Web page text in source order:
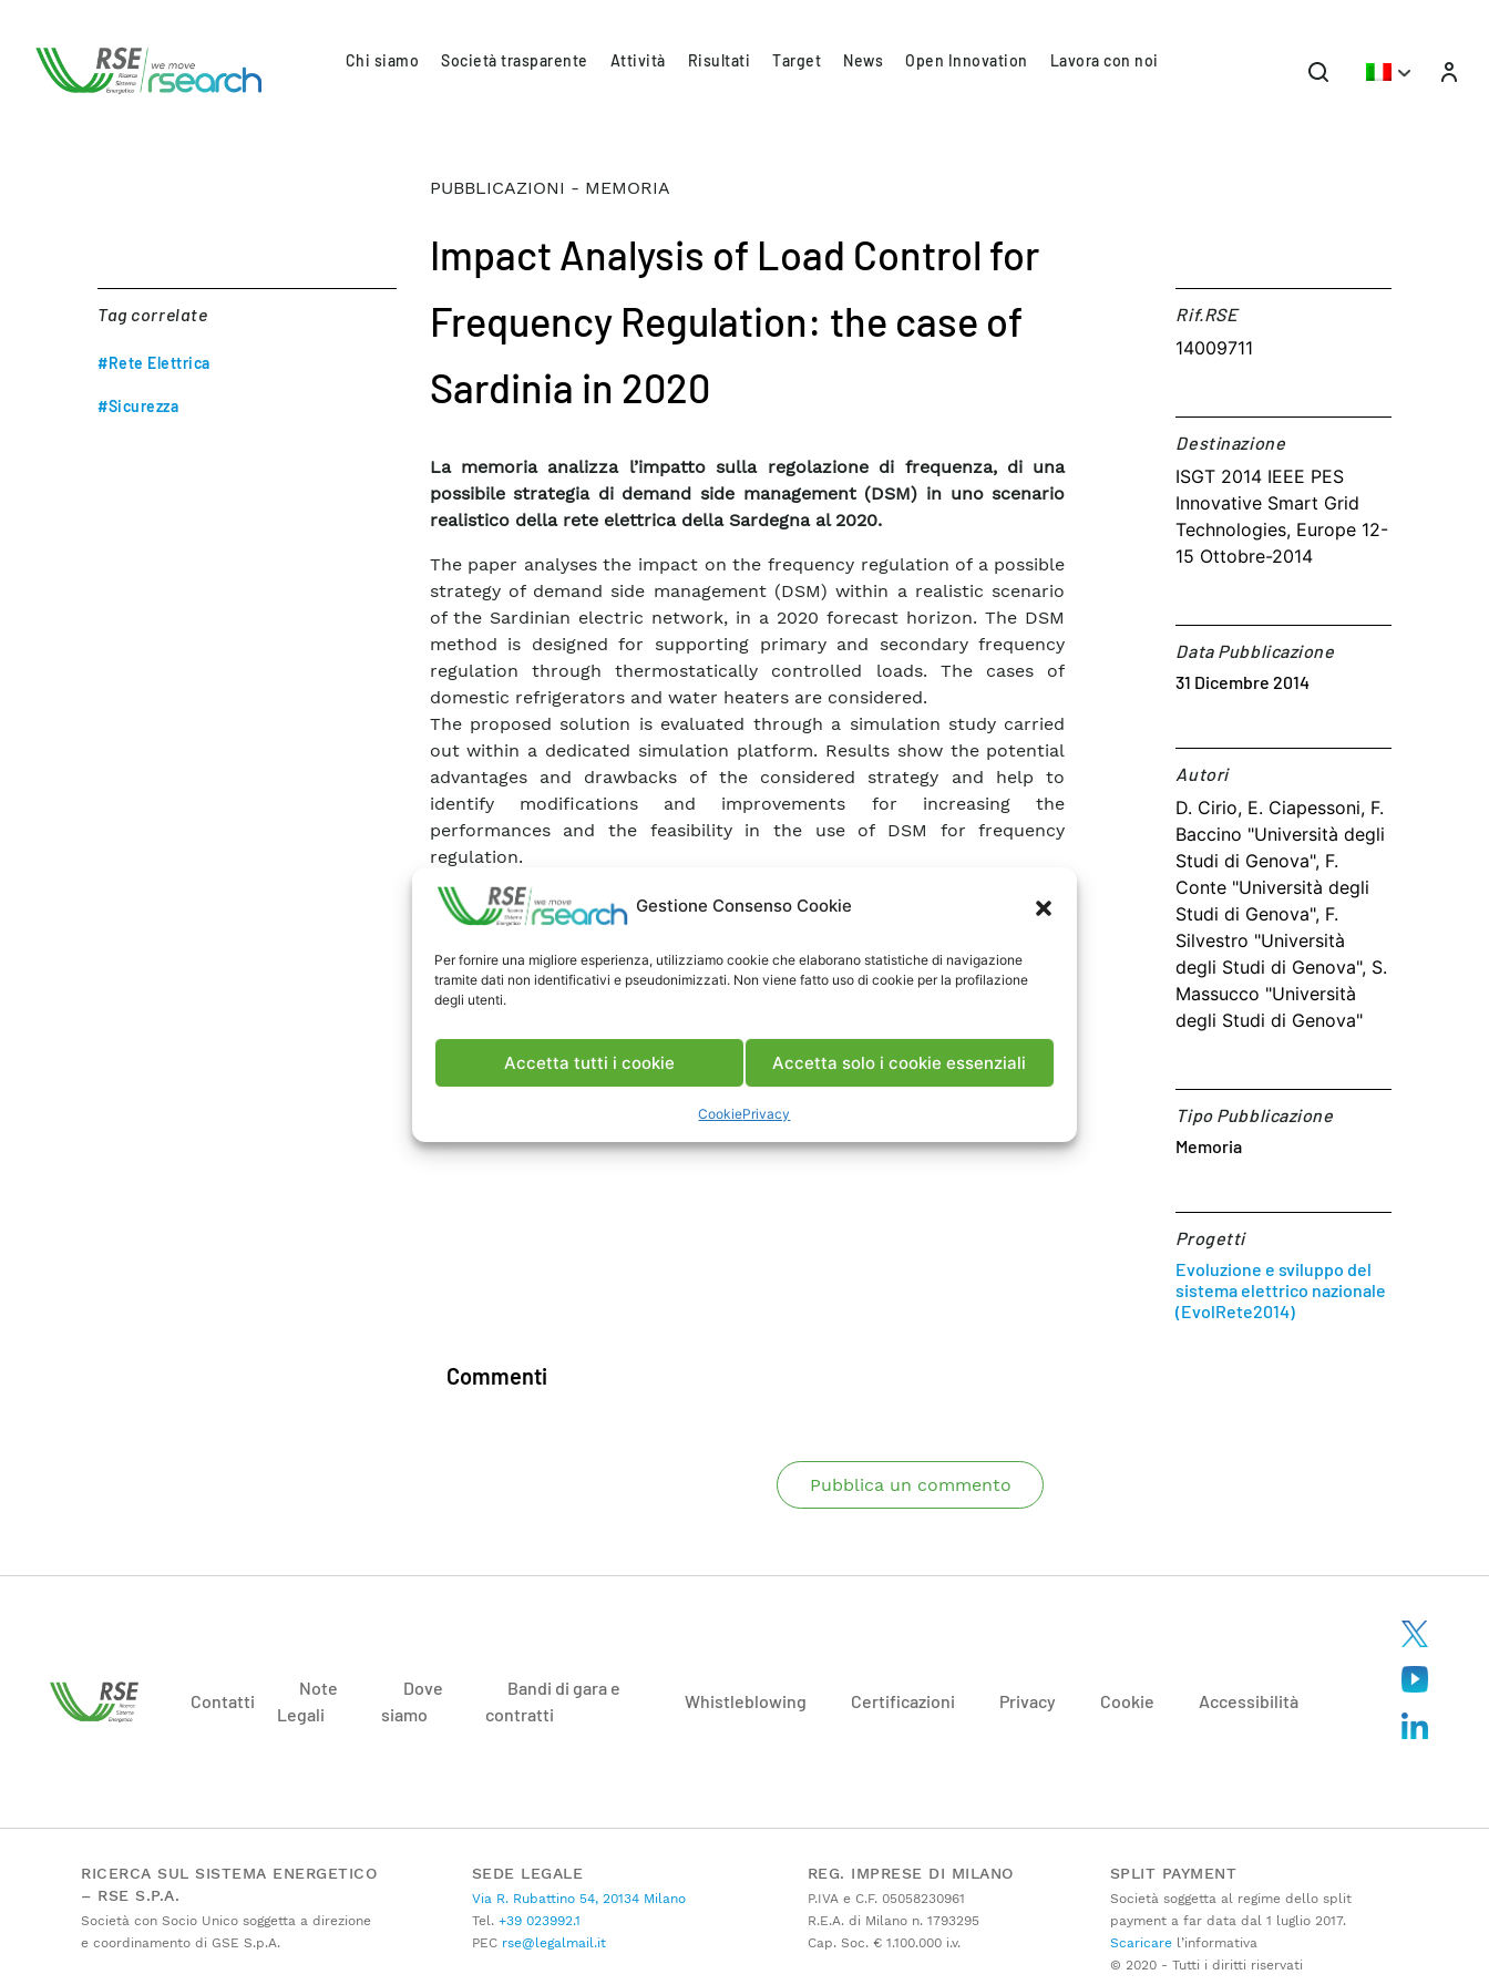
Gestione Consenso Cookie
Per fornire una migliore esperienza, utilizziamo cookie che elaborano statistiche di navigazione
tramite dati non identificativi e pseudonimizzati. Non viene fatto uso di cookie per la profilazione
degli utenti.
Accetta tutti i cookie Accetta solo i cookie essenziali
CookiePrivacy
Chi siamo Società trasparente Attività Risultati Target News Open Innovation Lavora con noi
Tag correlate
#Rete Elettrica
#Sicurezza
PUBBLICAZIONI - MEMORIA
Impact Analysis of Load Control for
Frequency Regulation: the case of
Sardinia in 2020
La memoria analizza l’impatto sulla regolazione di frequenza, di una
possibile strategia di demand side management (DSM) in uno scenario
realistico della rete elettrica della Sardegna al 2020.
The paper analyses the impact on the frequency regulation of a possible
strategy of demand side management (DSM) within a realistic scenario
of the Sardinian electric network, in a 2020 forecast horizon. The DSM
method is designed for supporting primary and secondary frequency
regulation through thermostatically controlled loads. The cases of
domestic refrigerators and water heaters are considered.
The proposed solution is evaluated through a simulation study carried
out within a dedicated simulation platform. Results show the potential
advantages and drawbacks of the considered strategy and help to
identify modifications and improvements for increasing the
performances and the feasibility in the use of DSM for frequency
regulation.
Scarica Memoria
Rif.RSE​
14009711
Destinazione​
ISGT 2014 IEEE PES
Innovative Smart Grid
Technologies, Europe 12-
15 Ottobre-2014
Data Pubblicazione
31 Dicembre 2014
Autori​
D. Cirio, E. Ciapessoni, F.
Baccino "Università degli
Studi di Genova", F.
Conte "Università degli
Studi di Genova", F.
Silvestro "Università
degli Studi di Genova", S.
Massucco "Università
degli Studi di Genova"
Tipo Pubblicazione
Memoria
Progetti
Evoluzione e sviluppo del
sistema elettrico nazionale
(EvolRete2014)
Commenti
Pubblica un commento
Contatti
Note
Legali
Dove
siamo
Bandi di gara e
contratti
Whistleblowing Certificazioni Privacy Cookie Accessibilità
RICERCA SUL SISTEMA ENERGETICO
– RSE S.P.A.
Società con Socio Unico soggetta a direzione
e coordinamento di GSE S.p.A.
SEDE LEGALE
Via R. Rubattino 54, 20134 Milano
Tel. +39 023992.1
PECrse@legalmail.it
REG. IMPRESE DI MILANO
P.IVA e C.F. 05058230961
R.E.A. di Milano n. 1793295
Cap. Soc. € 1.100.000 i.v.
SPLIT PAYMENT
Società soggetta al regime dello split
payment a far data dal 1 luglio 2017.
Scaricarel’informativa
© 2020 - Tutti i diritti riservati